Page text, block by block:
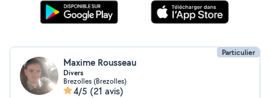
Particulier
Maxime Rousseau
Divers
Brezolles (Brezolles)
4/5 (21 avis)